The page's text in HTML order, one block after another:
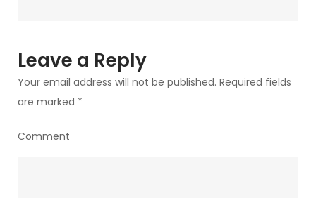
Leave a Reply
Your email address will not be published. Required fields
are marked *
Comment